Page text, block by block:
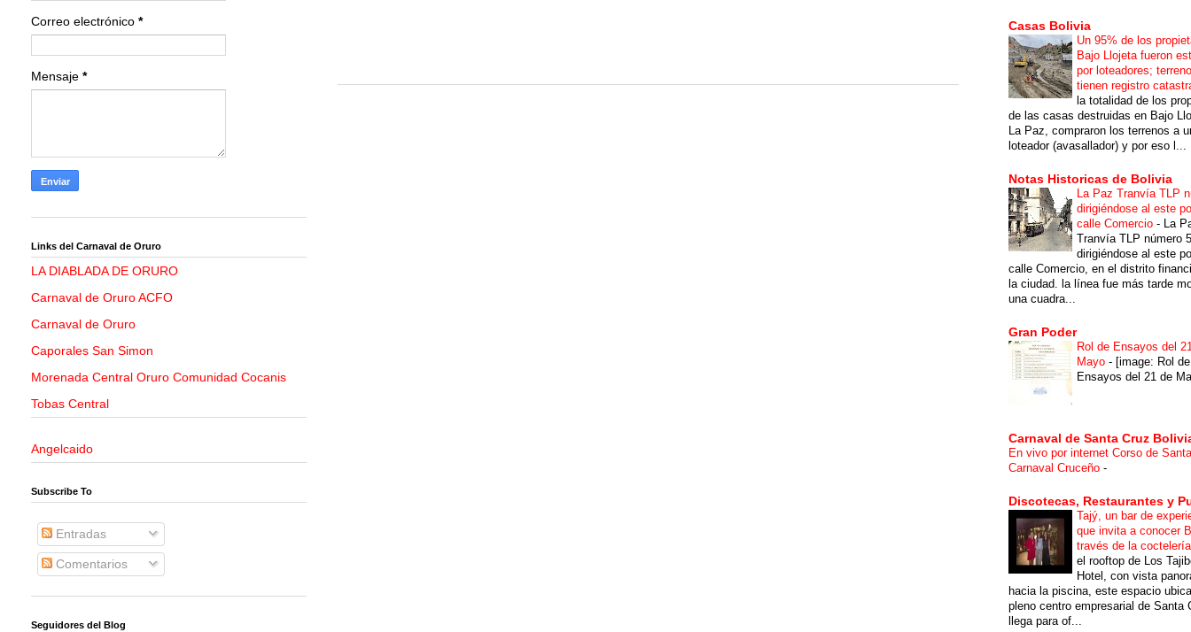
Correo electrónico *
Mensaje *
Links del Carnaval de Oruro
LA DIABLADA DE ORURO
Carnaval de Oruro ACFO
Carnaval de Oruro
Caporales San Simon
Morenada Central Oruro Comunidad Cocanis
Tobas Central
Angelcaido
Subscribe To
Entradas
Comentarios
Seguidores del Blog
Casas Bolivia
Un 95% de los
Bajo Llojeta fueron
por loteadores;
tienen registro
la totalidad de los
de las casas destruidas en Bajo
La Paz, compraron los terrenos a
loteador (avasallador) y por eso l...
Notas Historicas de Bolivia
La Paz Tranvía TLP
dirigiéndose al este
calle Comercio - La
Tranvía TLP número 5
dirigiéndose al este
calle Comercio, en el distrito
la ciudad. la línea fue más tarde
una cuadra...
Gran Poder
Rol de Ensayos del
Mayo - [image: Rol de
Ensayos del 21 de
Carnaval de Santa Cruz
En vivo por internet Corso de
Carnaval Cruceño -
Discotecas, Restaurantes y
Tajý, un bar de
que invita a conocer
través de la
el rooftop de Los
Hotel, con vista
hacia la piscina, este espacio
pleno centro empresarial de Santa
llega para of...